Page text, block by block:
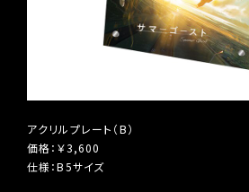
アクリルプレート（B）
価格：￥3,600
仕様：B5サイズ